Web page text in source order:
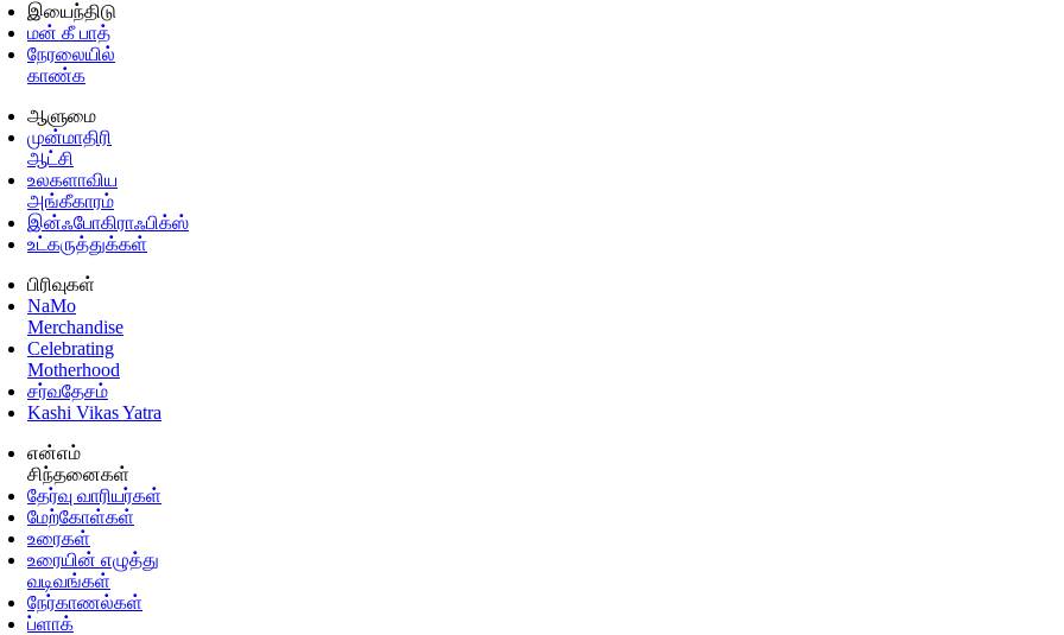
இயைந்திடு
மன் கீ பாத்
நேரலையில்
காண்க
ஆளுமை
முன்மாதிரி
ஆட்சி
உலகளாவிய
அங்கீகாரம்
இன்ஃபோகிராஃபிக்ஸ்
உட்கருத்துக்கள்
பிரிவுகள்
NaMo
Merchandise
Celebrating
Motherhood
சர்வதேசம்
Kashi Vikas Yatra
என்எம்
சிந்தனைகள்
தேர்வு வாரியர்கள்
மேற்கோள்கள்
உரைகள்
உரையின் எழுத்து
வடிவங்கள்
நேர்காணல்கள்
ப்ளாக்